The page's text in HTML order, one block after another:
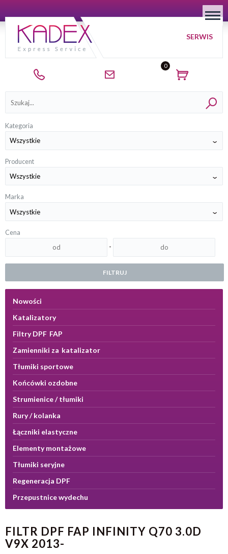
0
SERWIS
Kategoria
Producent
Marka
Cena
-
FILTRUJ
Kategorie
Nowości
Katalizatory
Filtry DPF FAP
Zamienniki za katalizator
Tłumiki sportowe
Końcówki ozdobne
Strumienice / tłumiki
Rury / kolanka
Łączniki elastyczne
Elementy montażowe
Tłumiki seryjne
Regeneracja DPF
Przepustnice wydechu
FILTR DPF FAP INFINITY Q70 3.0D
V9X 2013-